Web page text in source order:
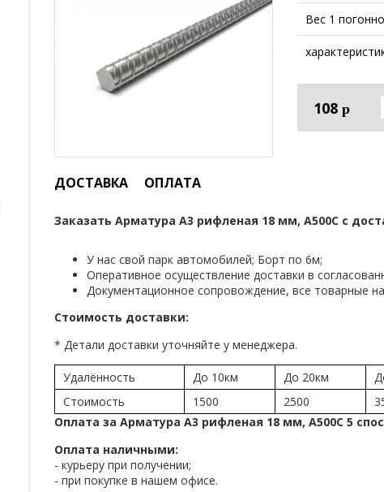
Вес 1
108 р
ДОСТАВКА ОПЛАТА
Заказать Арматура А3 рифленая 18 мм, А500С с
У нас свой парк автомобилей; Борт по 6м;
Оперативное осуществление доставки в
Документационное сопровождение, все товарные
Стоимость доставки:
* Детали доставки уточняйте у менеджера.
Удалённость До 10км До 20км
Стоимость
1500 2500
Оплата за Арматура А3 рифленая 18 мм, А500С 5
Оплата наличными:
- курьеру при получении;
- при покупке в нашем офисе.